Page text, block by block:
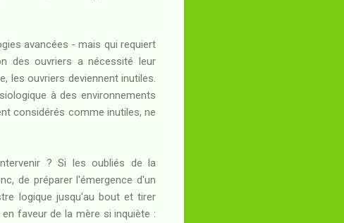
avancées - mais qui requiert
des ouvriers a nécessité leur
les ouvriers deviennent inutiles.
à des environnements
considérés comme inutiles, ne
? Si les oubliés de la
de préparer l'émergence d'un
logique jusqu'au bout et tirer
faveur de la mère si inquiète :